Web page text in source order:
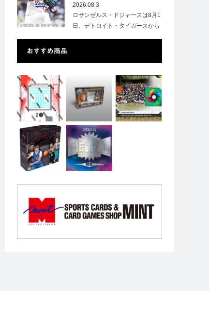
での初トレカは「Go Blue !」
のインスク入り！
2026.08.3
ロサンゼルス・ドジャースは8月1
日、デトロイト・タイガースから
おすすめ商品